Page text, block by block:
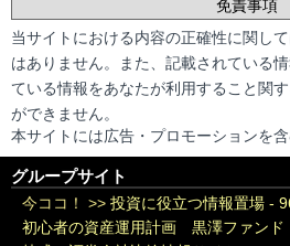
免責事項
当サイトにおける内容の正確性に関し
はありません。また、記載されている
ている情報をあなたが利用すること関
ができません。
本サイトには広告・プロモーションを含
グループサイト
今ココ！ >> 投資に役立つ情報置場 -
初心者の資産運用計画 黒澤ファンド